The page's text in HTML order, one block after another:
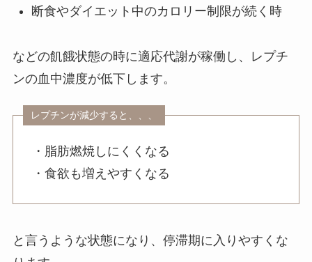
断食やダイエット中のカロリー制限が続く時
などの飢餓状態の時に適応代謝が稼働し、レプチ
ンの血中濃度が低下します。
・脂肪燃焼しにくくなる
・食欲も増えやすくなる
と言うような状態になり、停滞期に入りやすくな